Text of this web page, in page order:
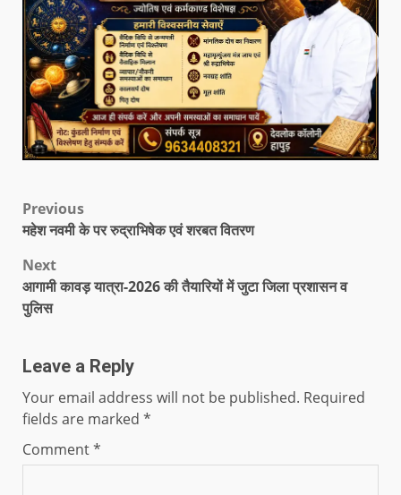
Previous
महेश नवमी के पर रुद्राभिषेक एवं शरबत वितरण
Next
आगामी कावड़ यात्रा-2026 की तैयारियों में जुटा जिला प्रशासन व
पुलिस
Leave a Reply
Your email address will not be published. Required
fields are marked *
Comment*